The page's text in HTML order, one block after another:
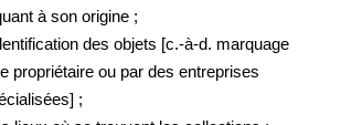
à son origine ;
des objets [c.-à-d. marquage
propriétaire ou par des entreprises
;